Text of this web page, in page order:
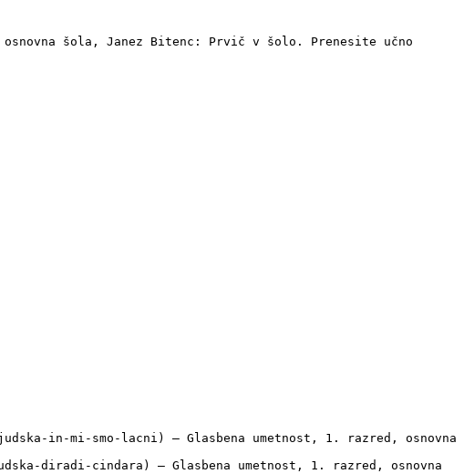
šola, Janez Bitenc: Prvič v šolo. Prenesite učno
in-mi-smo-lacni) — Glasbena umetnost, 1. razred, osnovna
diradi-cindara) — Glasbena umetnost, 1. razred, osnovna